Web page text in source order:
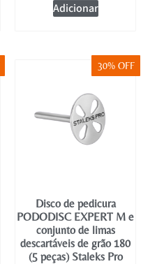
Adicionar
30% OFF
Disco de pedicura
PODODISC EXPERT M e
conjunto de limas
descartáveis de grão 180
(5 peças) Staleks Pro